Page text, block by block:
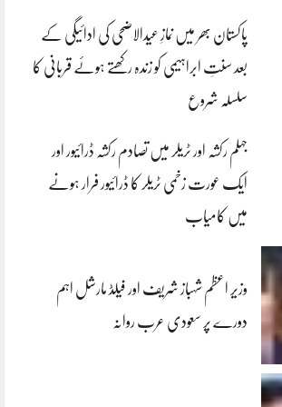
پاکستان بھر میں نمازِ عیدالاضحی کی ادائیگی کے
بعد سنتِ ابراہیمی کو زندہ رکھتے ہوئے قربانی کا
سلسلہ شروع
جہلم رکشہ اور ٹریلر میں تصادم رکشہ ڈرائیور اور
ایک عورت زخمی ٹریلر کا ڈرائیور فرار ہونے
میں کامیاب
وزیر اعظم شہباز شریف اور فیلڈ مارشل اہم
دورے پر سعودی عرب روانہ